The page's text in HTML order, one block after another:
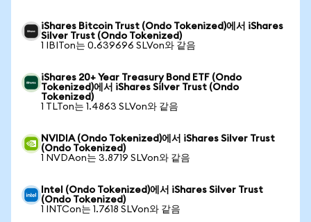
iShares Bitcoin Trust (Ondo Tokenized)에서 iShares
Silver Trust (Ondo Tokenized)
1 IBITon는 0.639696 SLVon와 같음
iShares 20+ Year Treasury Bond ETF (Ondo
Tokenized)에서 iShares Silver Trust (Ondo
Tokenized)
1 TLTon는 1.4863 SLVon와 같음
NVIDIA (Ondo Tokenized)에서 iShares Silver Trust
(Ondo Tokenized)
1 NVDAon는 3.8719 SLVon와 같음
Intel (Ondo Tokenized)에서 iShares Silver Trust
(Ondo Tokenized)
1 INTCon는 1.7618 SLVon와 같음